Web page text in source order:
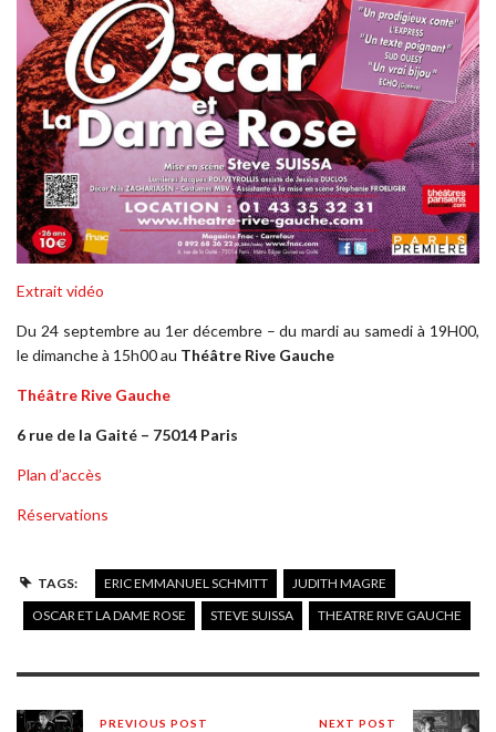
Extrait vidéo
Du 24 septembre au 1er décembre – du mardi au samedi à 19H00,
le dimanche à 15h00 au Théâtre Rive Gauche
Théâtre Rive Gauche
6 rue de la Gaité – 75014 Paris
Plan d’accès
Réservations
TAGS: ERIC EMMANUEL SCHMITT
JUDITH MAGRE
OSCAR ET LA DAME ROSE
STEVE SUISSA THEATRE RIVE GAUCHE
PREVIOUS POST NEXT POST